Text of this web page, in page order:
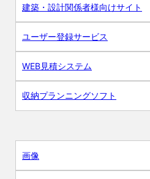
建築・設計関係者様向けサイト
ユーザー登録サービス
WEB見積システム
収納プランニングソフト
画像